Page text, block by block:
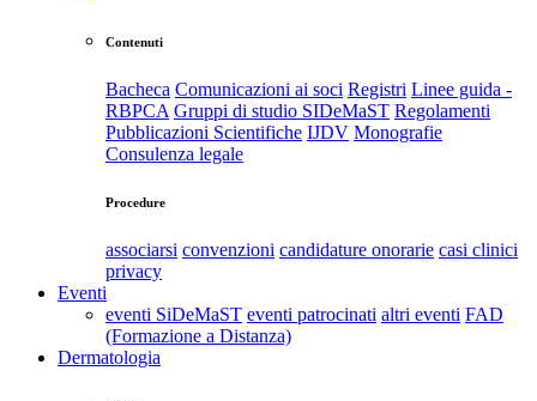
Contenuti
Bacheca Comunicazioni ai soci Registri Linee guida -
RBPCA Gruppi di studio SIDeMaST Regolamenti
Pubblicazioni Scientifiche IJDV Monografie
Consulenza legale
Procedure
associarsi convenzioni candidature onorarie casi clinici
privacy
Eventi
eventi SiDeMaST eventi patrocinati altri eventi FAD
(Formazione a Distanza)
Dermatologia